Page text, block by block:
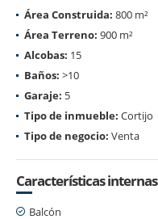
Área Construida: 800 m²
Área Terreno: 900 m²
Alcobas: 15
Baños: >10
Garaje: 5
Tipo de inmueble: Cortijo
Tipo de negocio: Venta
Características internas
Balcón